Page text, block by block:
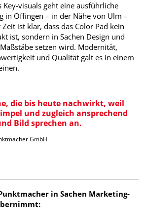
Key-visuals geht eine ausführliche
in Offingen – in der Nähe von Ulm –
ist klar, dass das Color Pad kein
ist, sondern in Sachen Design und
setzen wird. Modernität,
und Qualität galt es in einem
die bis heute nachwirkt, weil
und zugleich ansprechend
Bild sprechen an.
GmbH
in Sachen Marketing-